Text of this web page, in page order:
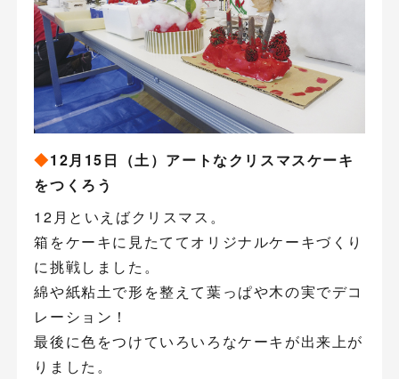
◆12月15日（土）アートなクリスマスケーキ
をつくろう
12月といえばクリスマス。
箱をケーキに見たててオリジナルケーキづくり
に挑戦しました。
綿や紙粘土で形を整えて葉っぱや木の実でデコ
レーション！
最後に色をつけていろいろなケーキが出来上が
りました。